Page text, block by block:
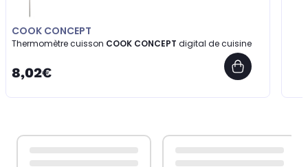
COOK CONCEPT
Thermomètre cuisson COOK CONCEPT digital de cuisine
8,02€